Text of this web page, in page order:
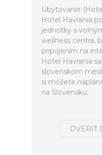
Ubytovanie
Hotel Havrania
jednotky s
wellness centra,
pripojením na
Hotel Havrania
slovenskom
si môžete
na Slovensku.
OVERIŤ